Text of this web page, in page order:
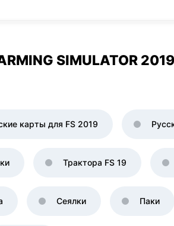
SIMULATOR 2019
карты для FS 2019
Трактора FS 19
Сеялки Паки